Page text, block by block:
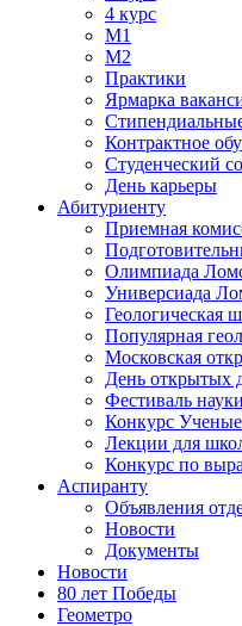
4 курс
М1
М2
Практики
Ярмарка
Контрактное
Студенческий
День карьеры
Абитуриенту
Приемная
Олимпиада
Универсиада
Геологическая
Популярная
Московская
День открытых
Фестиваль науки
Конкурс
Лекции для
Конкурс по
Аспиранту
Объявления
Новости
Документы
Новости
80 лет Победы
Геометро